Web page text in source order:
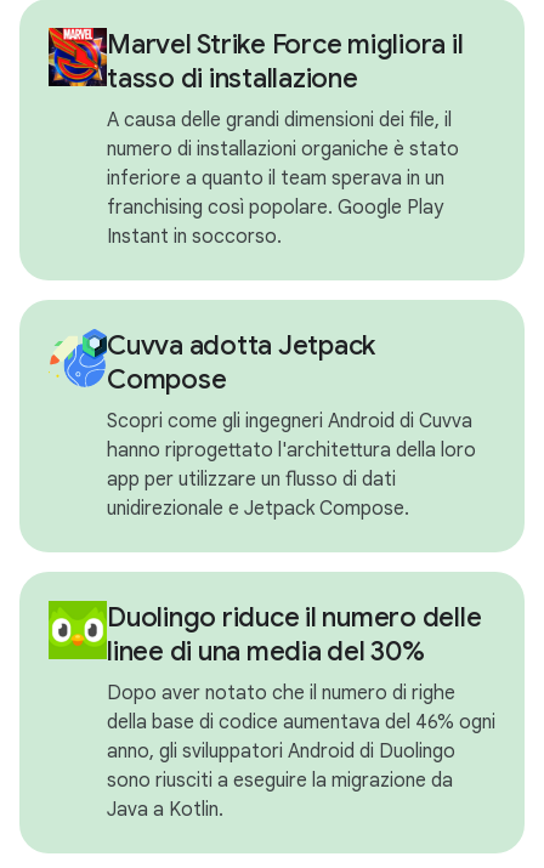
Marvel Strike Force migliora il
tasso di installazione
A causa delle grandi dimensioni dei file, il
numero di installazioni organiche è stato
inferiore a quanto il team sperava in un
franchising così popolare. Google Play
Instant in soccorso.
Cuvva adotta Jetpack
Compose
Scopri come gli ingegneri Android di Cuvva
hanno riprogettato l'architettura della loro
app per utilizzare un flusso di dati
unidirezionale e Jetpack Compose.
Duolingo riduce il numero delle
linee di una media del 30%
Dopo aver notato che il numero di righe
della base di codice aumentava del 46% ogni
anno, gli sviluppatori Android di Duolingo
sono riusciti a eseguire la migrazione da
Java a Kotlin.